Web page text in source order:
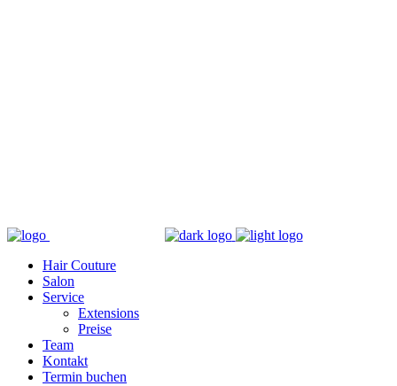
Hair Couture
Salon
Service
Extensions
Preise
Team
Kontakt
Termin buchen